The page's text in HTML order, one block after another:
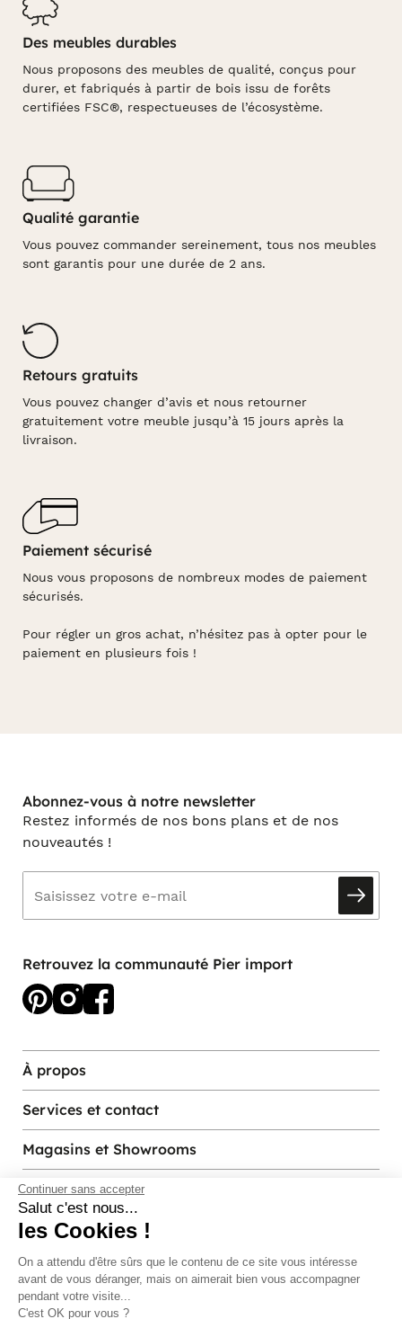
Continuer sans accepter
Salut c'est nous...
les Cookies !
ce site vous intéresse avant de vous
déranger, mais on aimerait bien vous accompagner pendant votre
visite...
C'est OK pour vous ?
Des meubles durables
Nous proposons des meubles de qualité, conçus pour
durer, et fabriqués à partir de bois issu de forêts
certifiées FSC®, respectueuses de l’écosystème.
Qualité garantie
Vous pouvez commander sereinement, tous nos meubles
sont garantis pour une durée de 2 ans.
Retours gratuits
Vous pouvez changer d’avis et nous retourner
gratuitement votre meuble jusqu’à 15 jours après la
livraison.
Paiement sécurisé
Nous vous proposons de nombreux modes de paiement
sécurisés.
Pour régler un gros achat, n’hésitez pas à opter pour le
paiement en plusieurs fois !
Abonnez-vous à notre newsletter
Restez informés de nos bons plans et de nos
nouveautés !
Retrouvez la communauté Pier import
À propos
Services et contact
Magasins et Showrooms
Modes de paiement acceptés